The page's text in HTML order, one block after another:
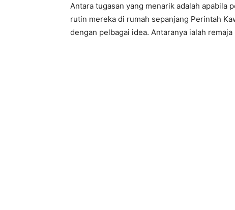
Antara tugasan yang menarik adalah apabila
rutin mereka di rumah sepanjang Perintah
dengan pelbagai idea. Antaranya ialah remaja